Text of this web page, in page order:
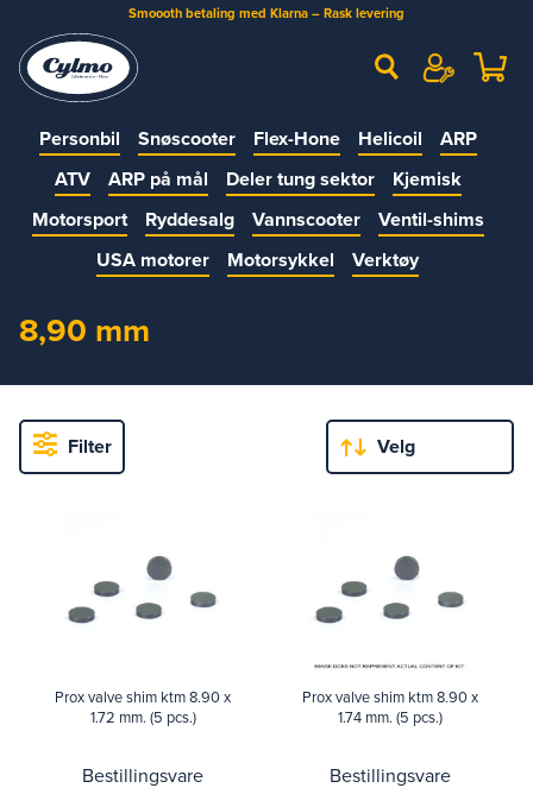
Smoooth betaling med Klarna – Rask levering
Personbil Snøscooter Flex-Hone Helicoil
ARP
ATV
ARP på mål Deler tung sektor
Kjemisk
Motorsport
Ryddesalg Vannscooter
Ventil-shims
USA motorer
Motorsykkel Verktøy
8,90 mm
Filter
Prox valve shim ktm 8.90 x
1.72 mm. (5 pcs.)
Bestillingsvare
Prox valve shim ktm 8.90 x
1.74 mm. (5 pcs.)
Bestillingsvare